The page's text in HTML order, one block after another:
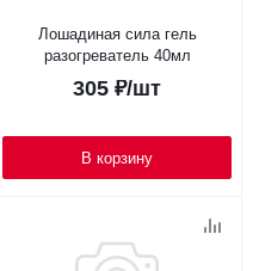
Лошадиная сила гель
разогреватель 40мл
305 ₽/шт
В корзину